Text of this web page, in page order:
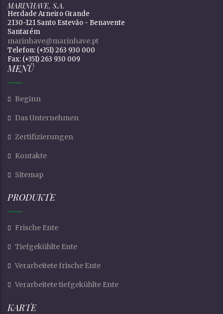
MARINHAVE, S.A.
Herdade Arneiro Grande
2130-121 Santo Estevão - Benavente
Santarém
marinhave@marinhave.pt
Telefon: (+351) 263 930 000
Fax: (+351) 263 930 009
MENÜ
Beginn
Das Unternehmen
Zertifizierungen
Kontakte
Sitemap
PRODUKTE
Frische Ente
Tiefgekühlte Ente
Verarbeitete frische Ente
Verarbeitete tiefgekühlte Ente
KARTE